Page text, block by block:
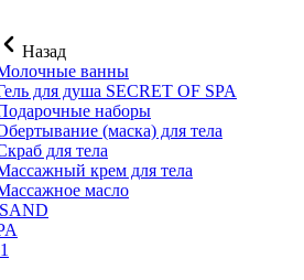
Назад
ванны
для душа SECRET OF SPA
наборы
(маска) для тела
для тела
крем для тела
масло